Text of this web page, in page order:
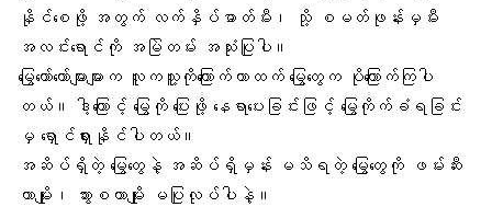
နိုင်စေဖို့ အတွက် လက်နှိပ်ဓာတ်မီး၊ သို့ စမတ်ဖုန်းမှမီး
အလင်းရောင်ကို အမြဲတမ်း အသုံးပြုပါ။
မြွေတော်တော်များများက လူကသူ့ကိုကြောက်တာထက် မြွေတွေက ပိုကြောက်ကြပါ
တယ်။ ဒါ့ကြောင့် မြွေကိုပြေးဖို့ နေရာပေးခြင်းဖြင့် မြွေကိုက်ခံရခြင်း
မှ ရှောင်ရှားနိုင်ပါတယ်။
အဆိပ်ရှိတဲ့ မြွေတွေနဲ့ အဆိပ်ရှိမှန်း မသိရတဲ့ မြွေတွေကို ဖမ်းဆီး
တာမျိုး၊ သွားစတာမျိုး မပြုလုပ်ပါနဲ့။